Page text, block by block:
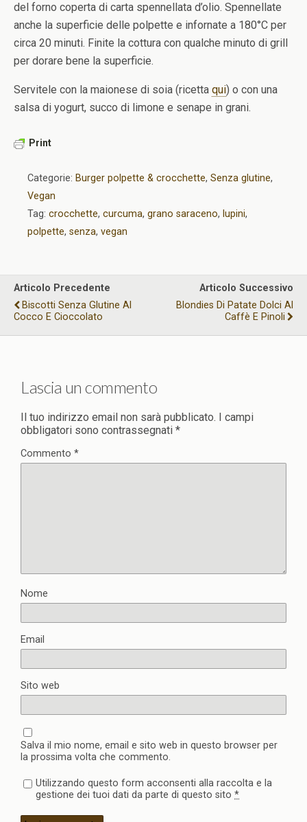
del forno coperta di carta spennellata d’olio. Spennellate
anche la superficie delle polpette e infornate a 180°C per
circa 20 minuti. Finite la cottura con qualche minuto di grill
per dorare bene la superficie.
Servitele con la maionese di soia (ricetta qui) o con una
salsa di yogurt, succo di limone e senape in grani.
Print
Categorie: Burger polpette & crocchette, Senza glutine,
Vegan
Tag: crocchette, curcuma, grano saraceno, lupini,
polpette, senza, vegan
Articolo Precedente
Biscotti Senza Glutine Al
Cocco E Cioccolato
Articolo Successivo
Blondies Di Patate Dolci Al
Caffè E Pinoli
Lascia un commento
Il tuo indirizzo email non sarà pubblicato. I campi
obbligatori sono contrassegnati *
Commento *
Nome
Email
Sito web
Salva il mio nome, email e sito web in questo browser per
la prossima volta che commento.
Utilizzando questo form acconsenti alla raccolta e la
gestione dei tuoi dati da parte di questo sito *